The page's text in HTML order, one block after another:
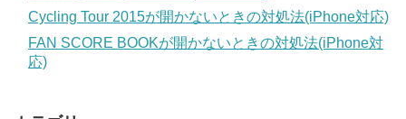
Cycling Tour 2015が開かないときの対処法(iPhone対応)
FAN SCORE BOOKが開かないときの対処法(iPhone対
応)